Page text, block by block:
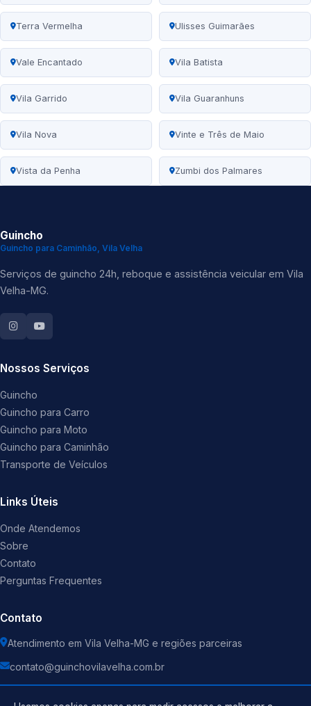
Terra Vermelha Ulisses Guimarães
Vale Encantado Vila Batista
Vila Garrido Vila Guaranhuns
Vila Nova Vinte e Três de Maio
Vista da Penha Zumbi dos Palmares
Guincho
Guincho para Caminhão, Vila Velha
Serviços de guincho 24h, reboque e assistência veicular em Vila
Velha-MG.
Nossos Serviços
Guincho
Guincho para Carro
Guincho para Moto
Guincho para Caminhão
Transporte de Veículos
Links Úteis
Onde Atendemos
Sobre
Contato
Perguntas Frequentes
Contato
Atendimento em Vila Velha-MG e regiões parceiras
contato@guinchovilavelha.com.br